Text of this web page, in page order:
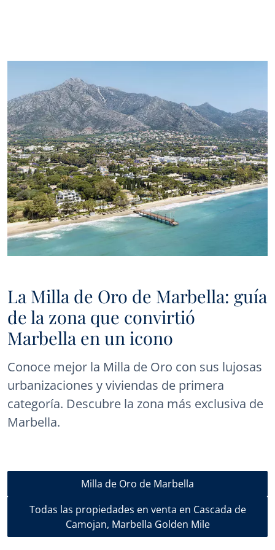
enviaremos periódicamente información sobre la evolución del
mercado inmobiliario de Marbella, noticias interesantes sobre
tipos de propiedades particulares, nuevas ofertas disponibles,
nuevas propiedades en el mercado, y Panorama le ofrecerá
estas a través de correo electrónico u otras plataformas de
comunicación..
La Milla de Oro de Marbella: guía
de la zona que convirtió
Marbella en un icono
Conoce mejor la Milla de Oro con sus lujosas
urbanizaciones y viviendas de primera
categoría. Descubre la zona más exclusiva de
Marbella.
Milla de Oro de Marbella
Todas las propiedades en venta en Cascada de
Camojan, Marbella Golden Mile